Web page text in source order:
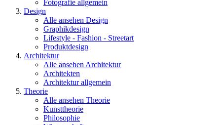
Fotografie allgemein
Design
Alle ansehen Design
Graphikdesign
Lifestyle - Fashion - Streetart
Produktdesign
Architektur
Alle ansehen Architektur
Architekten
Architektur allgemein
Theorie
Alle ansehen Theorie
Kunsttheorie
Philosophie